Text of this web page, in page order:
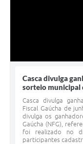
Casca divulga
sorteio municipal
Casca divulga
Fiscal Gaúcha de
divulga os
Gaúcha (NFG),
foi realizado no
participantes